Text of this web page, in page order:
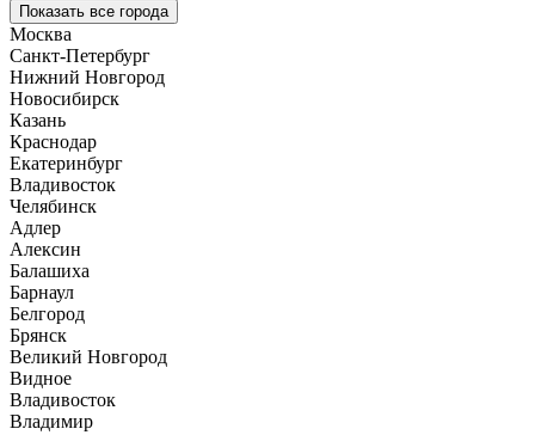
Показать все города
Москва
Санкт-Петербург
Нижний Новгород
Новосибирск
Казань
Краснодар
Екатеринбург
Владивосток
Челябинск
Адлер
Алексин
Балашиха
Барнаул
Белгород
Брянск
Великий Новгород
Видное
Владивосток
Владимир